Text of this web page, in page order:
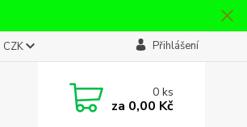
CZK Přihlášení
0ks
za 0,00 Kč